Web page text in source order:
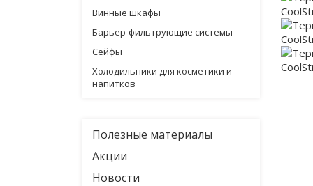
Винные шкафы
Барьер-фильтрующие системы
Сейфы
Холодильники для косметики и
напитков
Полезные материалы
Акции
Новости